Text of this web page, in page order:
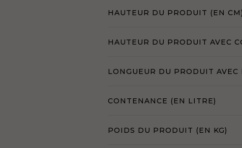
HAUTEUR DU PRODUIT (EN CM)
HAUTEUR DU PRODUIT AVEC
LONGUEUR DU PRODUIT AVEC
CONTENANCE (EN LITRE)
POIDS DU PRODUIT (EN KG)